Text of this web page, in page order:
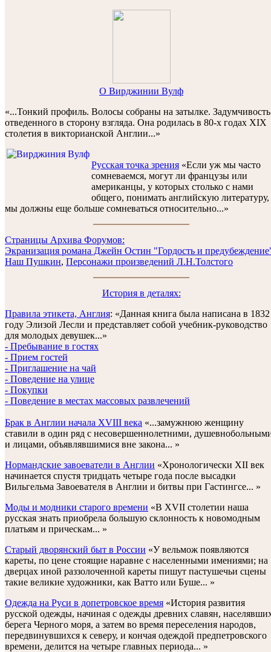
O Вирджинии Вулф
«...Тонкий профиль. Волосы собраны на затылке. Задумчивость
отведенного в сторону взгляда. Она родилась в 80-х годах XIX
столетия в викторианской Англии...»
Русская точка зрения «Если уж мы часто
сомневаемся, могут ли французы или
американцы, у которых столько с нами
общего, понимать английскую литературу,
мы должны еще больше сомневаться относительно...»
Cтраницы Архива Форумов:
Экранизация романа Джейн Остин "Гордость и
Наш Пушкин, Персонажи произведений Л.Н.Толстого
История в деталях:
Правила этикета, Англия: «Данная книга была написана в 1832
году Элизой Лесли и представляет собой учебник-руководство
для молодых девушек...»
- Пребывание в гостях
- Прием гостей
- Приглашение на чай
- Поведение на улице
- Покупки
- Поведение в местах массовых развлечений
Брак в Англии начала XVIII века «...замужнюю женщину
ставили в один ряд с несовершеннолетними,
и лицами, объявлявшимися вне закона... »
Нормандские завоеватели в Англии «Хронологически XII век
начинается спустя тридцать четыре года после высадки
Вильгельма Завоевателя в Англии и битвы при Гастингсе... »
Моды и модники старого времени «В XVII столетии наша
русская знать приобрела большую склонность к новомодным
платьям и прическам... »
Старый дворянский быт в России «У вельмож появляются
кареты, по цене стоящие наравне с населенными имениями; на
дверцах иной раззолоченной кареты пишут пастушечьи сцены
такие великие художники, как Ватто или Буше... »
Одежда на Руси в допетровское время «История развития
русской одежды, начиная с одежды древних славян,
берега Черного моря, а затем во время переселения народов,
передвинувшихся к северу, и кончая одеждой предпетровского
времени, делится на четыре главных периода... »